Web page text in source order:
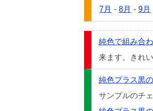
7月 - 8月 - 9月
純色で組み合
来ます。きれ
純色プラス黒
サンプルのチ